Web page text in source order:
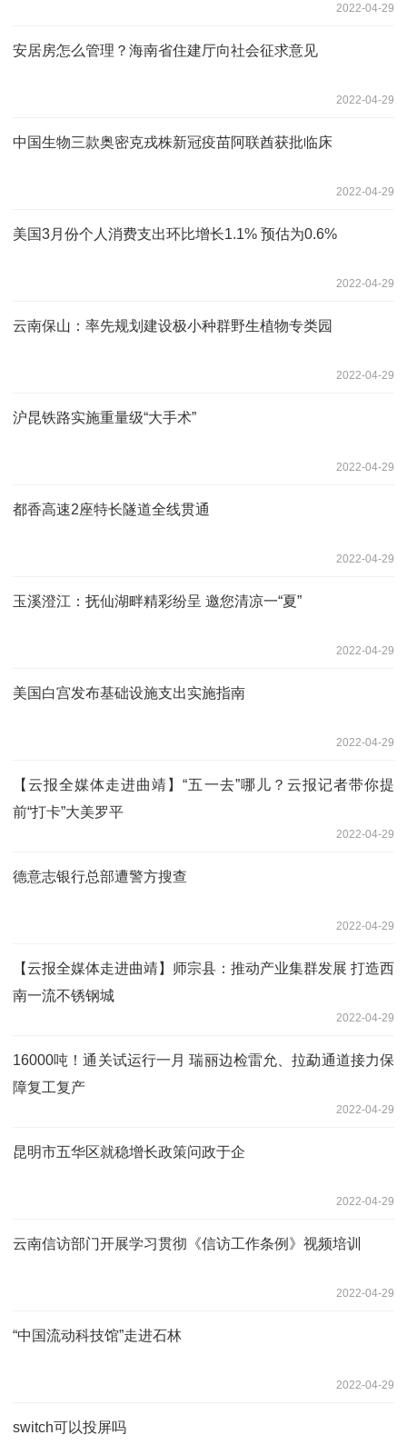
2022-04-29
安居房怎么管理？海南省住建厅向社会征求意见
2022-04-29
中国生物三款奥密克戎株新冠疫苗阿联酋获批临床
2022-04-29
美国3月份个人消费支出环比增长1.1% 预估为0.6%
2022-04-29
云南保山：率先规划建设极小种群野生植物专类园
2022-04-29
沪昆铁路实施重量级“大手术”
2022-04-29
都香高速2座特长隧道全线贯通
2022-04-29
玉溪澄江：抚仙湖畔精彩纷呈 邀您清凉一“夏”
2022-04-29
美国白宫发布基础设施支出实施指南
2022-04-29
【云报全媒体走进曲靖】“五一去”哪儿？云报记者带你提
前“打卡”大美罗平
2022-04-29
德意志银行总部遭警方搜查
2022-04-29
【云报全媒体走进曲靖】师宗县：推动产业集群发展 打造西
南一流不锈钢城
2022-04-29
16000吨！通关试运行一月 瑞丽边检雷允、拉勐通道接力保
障复工复产
2022-04-29
昆明市五华区就稳增长政策问政于企
2022-04-29
云南信访部门开展学习贯彻《信访工作条例》视频培训
2022-04-29
“中国流动科技馆”走进石林
2022-04-29
switch可以投屏吗